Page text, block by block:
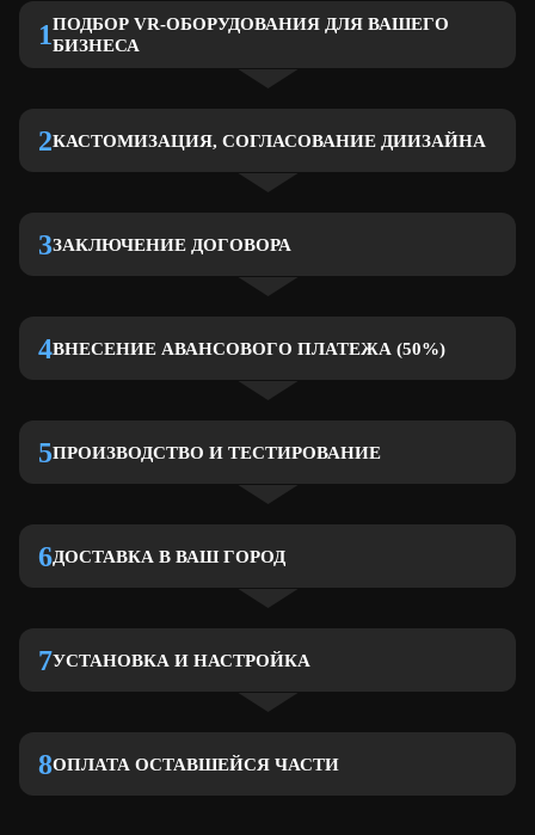
1ПОДБОР VR-ОБОРУДОВАНИЯ ДЛЯ ВАШЕГО
БИЗНЕСА
2КАСТОМИЗАЦИЯ, СОГЛАСОВАНИЕ ДИИЗАЙНА
3ЗАКЛЮЧЕНИЕ ДОГОВОРА
4ВНЕСЕНИЕ АВАНСОВОГО ПЛАТЕЖА (50%)
5ПРОИЗВОДСТВО И ТЕСТИРОВАНИЕ
6ДОСТАВКА В ВАШ ГОРОД
7УСТАНОВКА И НАСТРОЙКА
8ОПЛАТА ОСТАВШЕЙСЯ ЧАСТИ